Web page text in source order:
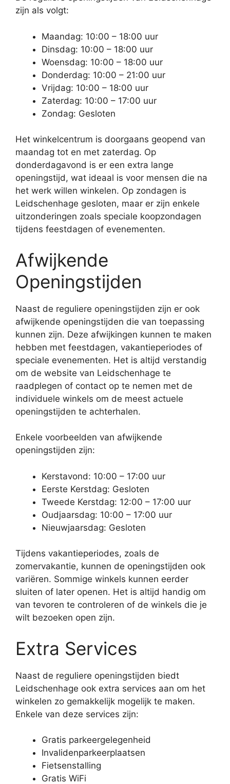
zijn als volgt:
Maandag: 10:00 – 18:00 uur
Dinsdag: 10:00 – 18:00 uur
Woensdag: 10:00 – 18:00 uur
Donderdag: 10:00 – 21:00 uur
Vrijdag: 10:00 – 18:00 uur
Zaterdag: 10:00 – 17:00 uur
Zondag: Gesloten
Het winkelcentrum is doorgaans geopend van
maandag tot en met zaterdag. Op
donderdagavond is er een extra lange
openingstijd, wat ideaal is voor mensen die na
het werk willen winkelen. Op zondagen is
Leidschenhage gesloten, maar er zijn enkele
uitzonderingen zoals speciale koopzondagen
tijdens feestdagen of evenementen.
Afwijkende
Openingstijden
Naast de reguliere openingstijden zijn er ook
afwijkende openingstijden die van toepassing
kunnen zijn. Deze afwijkingen kunnen te maken
hebben met feestdagen, vakantieperiodes of
speciale evenementen. Het is altijd verstandig
om de website van Leidschenhage te
raadplegen of contact op te nemen met de
individuele winkels om de meest actuele
openingstijden te achterhalen.
Enkele voorbeelden van afwijkende
openingstijden zijn:
Kerstavond: 10:00 – 17:00 uur
Eerste Kerstdag: Gesloten
Tweede Kerstdag: 12:00 – 17:00 uur
Oudjaarsdag: 10:00 – 17:00 uur
Nieuwjaarsdag: Gesloten
Tijdens vakantieperiodes, zoals de
zomervakantie, kunnen de openingstijden ook
variëren. Sommige winkels kunnen eerder
sluiten of later openen. Het is altijd handig om
van tevoren te controleren of de winkels die je
wilt bezoeken open zijn.
Extra Services
Naast de reguliere openingstijden biedt
Leidschenhage ook extra services aan om het
winkelen zo gemakkelijk mogelijk te maken.
Enkele van deze services zijn:
Gratis parkeergelegenheid
Invalidenparkeerplaatsen
Fietsenstalling
Gratis WiFi